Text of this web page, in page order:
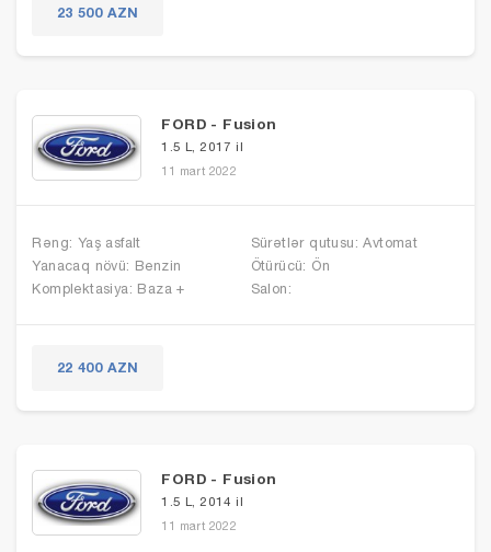
23 500 AZN
FORD - Fusion
1.5 L, 2017 il
11 mart 2022
Rəng: Yaş asfalt
Yanacaq növü: Benzin
Komplektasiya: Baza +
Sürətlər qutusu: Avtomat
Ötürücü: Ön
Salon:
22 400 AZN
FORD - Fusion
1.5 L, 2014 il
11 mart 2022